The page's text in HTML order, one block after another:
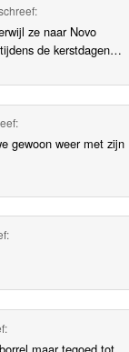
ze naar Novo
de kerstdagen…
gewoon weer met zijn